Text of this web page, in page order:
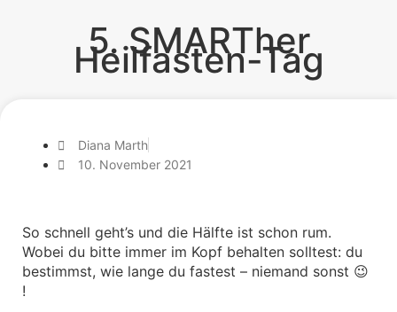
5. SMARTher
Heilfasten-Tag
Diana Marth
10. November 2021
So schnell geht’s und die Hälfte ist schon rum.
Wobei du bitte immer im Kopf behalten solltest: du
bestimmst, wie lange du fastest – niemand sonst 😉
!